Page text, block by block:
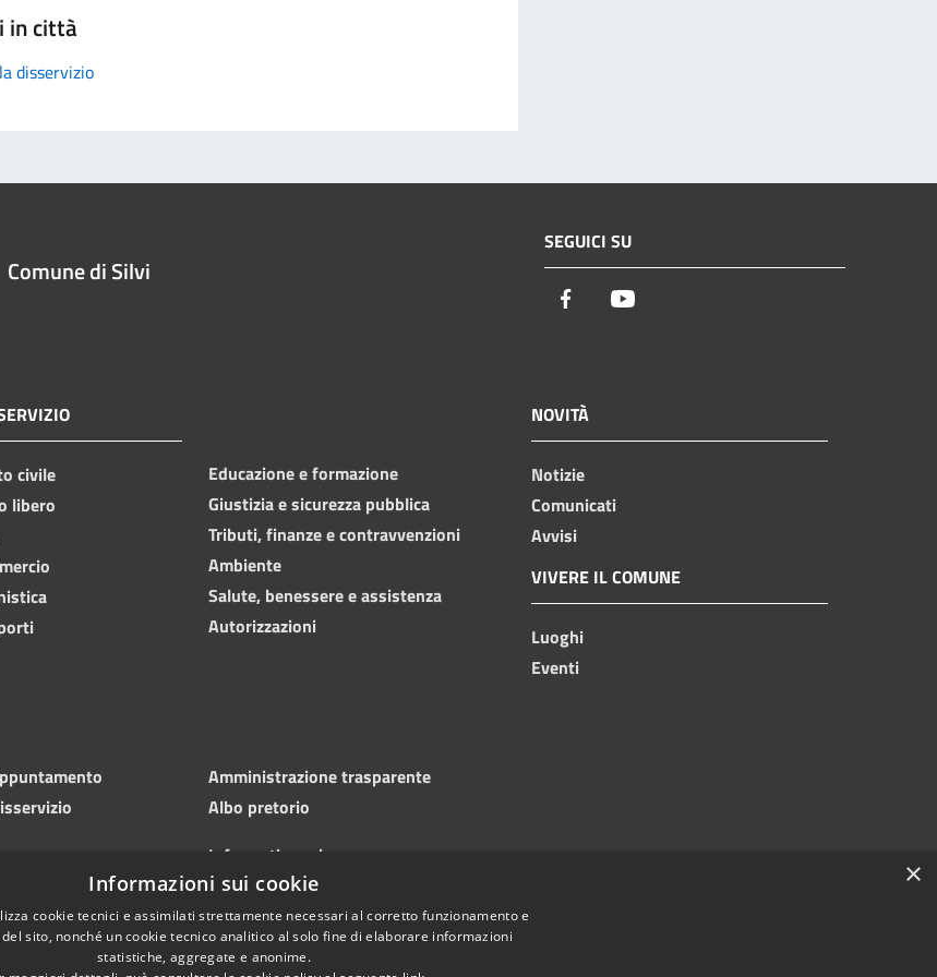
in città
disservizio
Comune di Silvi
SEGUICI SU
Facebook
civile
libero
Educazione e formazione
Giustizia e sicurezza pubblica
Tributi, finanze e contravvenzioni
Ambiente
Salute, benessere e assistenza
Autorizzazioni
NOVITÀ
Notizie
Comunicati
Avvisi
VIVERE IL COMUNE
Luoghi
Eventi
Amministrazione trasparente
Albo pretorio
Informativa privacy
Note legali
Dichiarazione di accessibilità
×
Informazioni sui cookie
cookie tecnici e assimilati strettamente necessari al corretto funzionamento e
sito, nonché un cookie tecnico analitico al solo fine di elaborare informazioni
statistiche, aggregate e anonime.